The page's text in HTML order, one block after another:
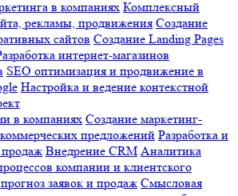
предложений Разработка и внедрение
CRM Аналитика рынка,
компании и клиентского сервиса
и продаж Смысловая упаковка
стратегия развития бизнеса Customer
и продажи
Бали Увеличение продаж кухонь
Style Пухов кондиционеры Accent
Dicom Clinic Меридиан Dental Clinic